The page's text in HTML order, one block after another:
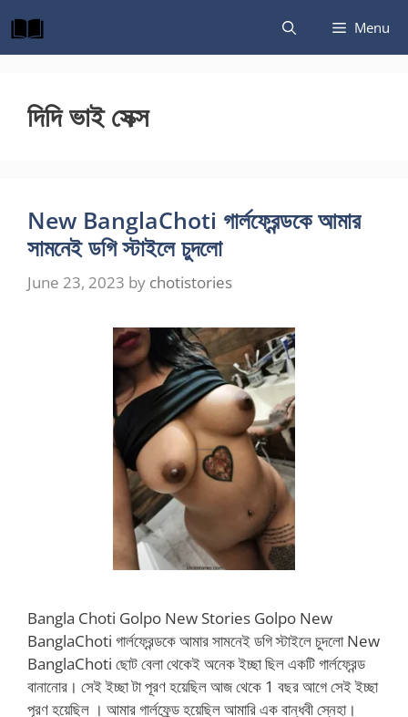
to
content
Menu
দিদি ভাই সেক্স
New BanglaChoti গার্লফ্রেন্ডকে আমার
সামনেই ডগি স্টাইলে চুদলো
June 23, 2023 by chotistories
Bangla Choti Golpo New Stories Golpo New
BanglaChoti গার্লফ্রেন্ডকে আমার সামনেই ডগি স্টাইলে চুদলো New
BanglaChoti ছোট বেলা থেকেই অনেক ইচ্ছা ছিল একটি গার্লফ্রেন্ড
বানানোর। সেই ইচ্ছা টা পূরণ হয়েছিল আজ থেকে 1 বছর আগে সেই ইচ্ছা
পূরণ হয়েছিল । আমার গার্লফ্রে্ড হয়েছিল আমারি এক বান্ধবী স্নেহা।